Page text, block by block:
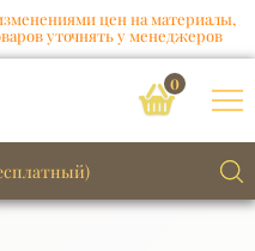
цен на материалы,
уточнять у менеджеров
0